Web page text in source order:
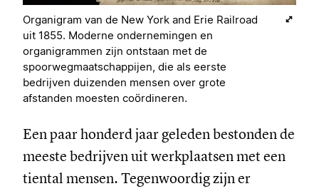
Organigram van de New York and Erie Railroad
uit 1855. Moderne ondernemingen en
organigrammen zijn ontstaan met de
spoorwegmaatschappijen, die als eerste
bedrijven duizenden mensen over grote
afstanden moesten coördineren.
Een paar honderd jaar geleden bestonden de
meeste bedrijven uit werkplaatsen met een
tiental mensen. Tegenwoordig zijn er